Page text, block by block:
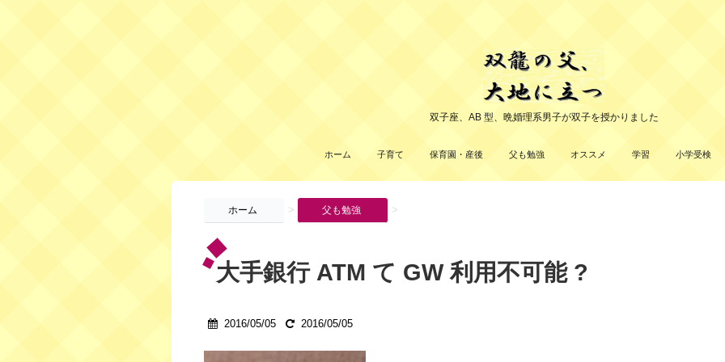
双子座、AB 型、晩婚理系男子が双子を授かりました
ホーム 子育て 保育園・産後 父も勉強 オススメ 学習 小学受検
ホーム > 父も勉強 >
大手銀行 ATM て GW 利用不可能 ?
2016/05/05 2016/05/05